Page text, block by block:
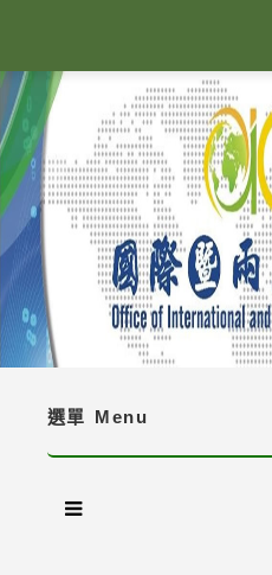
容
區 國際生留臺計畫 PEGFIS
最新消息 Latest News
人員職掌 Job Description
境外生資訊與規定
境外生入學資訊 Enrollment
選單 Menu